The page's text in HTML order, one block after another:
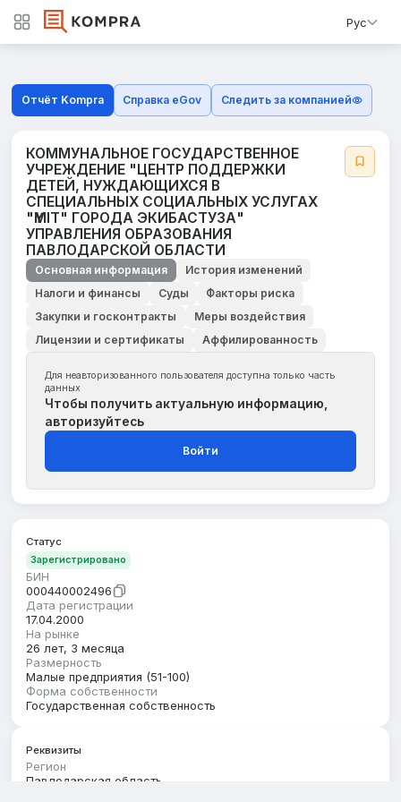
Рус
Отчёт Kompra Справка eGov Следить за компанией
КОММУНАЛЬНОЕ ГОСУДАРСТВЕННОЕ
УЧРЕЖДЕНИЕ "ЦЕНТР ПОДДЕРЖКИ
ДЕТЕЙ, НУЖДАЮЩИХСЯ В
СПЕЦИАЛЬНЫХ СОЦИАЛЬНЫХ УСЛУГАХ
"ҮМІТ" ГОРОДА ЭКИБАСТУЗА"
УПРАВЛЕНИЯ ОБРАЗОВАНИЯ
ПАВЛОДАРСКОЙ ОБЛАСТИ
Основная информация
История изменений
Налоги и финансы
Суды
Факторы риска
Закупки и госконтракты
Меры воздействия
Лицензии и сертификаты
Аффилированность
Для неавторизованного пользователя доступна только часть
данных
Чтобы получить актуальную информацию,
авторизуйтесь
Войти
Статус
Зарегистрировано
БИН
000440002496
Дата регистрации
17.04.2000
На рынке
26 лет, 3 месяца
Размерность
Малые предприятия (51-100)
Форма собственности
Государственная собственность
Реквизиты
Регион
Павлодарская область